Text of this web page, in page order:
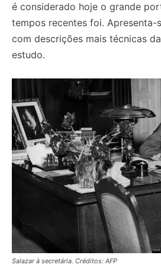
é considerado hoje o grande
tempos recentes foi. Apresenta-
com descrições mais técnicas
estudo.
Salazar à secretária. Créditos: AFP